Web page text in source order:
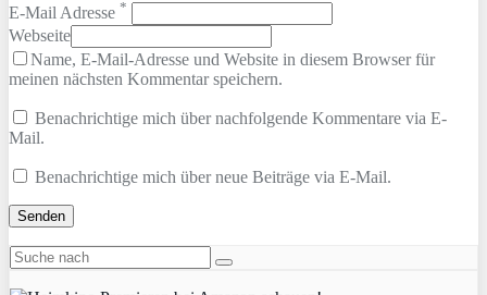
E-Mail Adresse *
Webseite
Name, E-Mail-Adresse und Website in diesem Browser für
meinen nächsten Kommentar speichern.
Benachrichtige mich über nachfolgende Kommentare via E-
Mail.
Benachrichtige mich über neue Beiträge via E-Mail.